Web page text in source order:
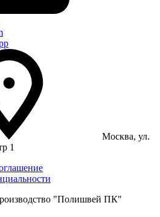
Москва, ул.
1
"Полишвей ПК"